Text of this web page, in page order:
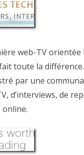
web-TV orientée
toute la différence.
par une
d’interviews, de